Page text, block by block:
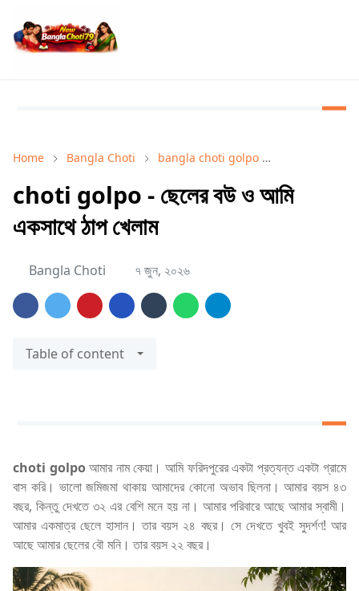
Home Bangla Choti bangla choti golpo
choti golpo - ছেলের বউ ও আমি
একসাথে ঠাপ খেলাম
Bangla Choti ৭ জুন, ২০২৬
Table of content
choti golpoআমার নাম কেয়া। আমি ফরিদপুরের একটা প্রত্যন্ত একটা গ্রামে
বাস করি। ভালো জমিজমা থাকায় আমাদের কোনো অভাব ছিলনা। আমার বয়স ৪৩
বছর, কিন্তু দেখতে ৩২ এর বেশি মনে হয় না। আমার পরিবারে আছে আমার স্বামী।
আমার একমাত্র ছেলে হাসান। তার বয়স ২৪ বছর। সে দেখতে খুবই সুদর্শণ! আর
আছে আমার ছেলের বৌ মনি। তার বয়স ২২ বছর।